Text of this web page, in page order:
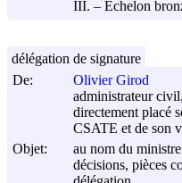
III. – Échelon
De:
Olivier Girod
administrateur
directement placé
CSATE et de son
Objet:
au nom du
décisions, pièces
délégation de signature